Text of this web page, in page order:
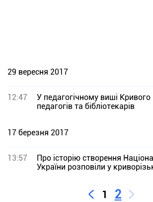
29 вересня 2017
12:47
У педагогічному виші Кривого
педагогів та бібліотекарів
17 березня 2017
13:57
Про історію створення
України розповіли у
1 2